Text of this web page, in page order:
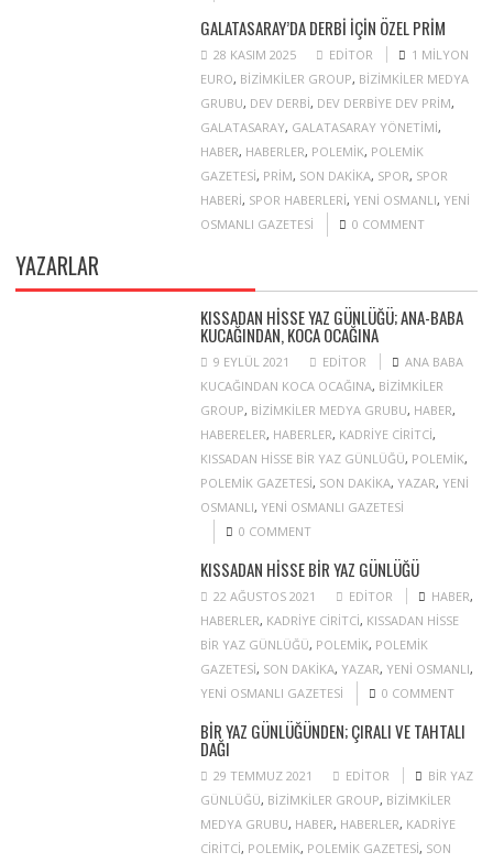
GALATASARAY’DA DERBI IÇIN ÖZEL PRIM
28 KASIM 2025 EDITOR
1 MILYON
EURO, BIZIMKILER GROUP, BIZIMKILER MEDYA
GRUBU, DEV DERBI, DEV DERBIYE DEV PRIM,
GALATASARAY, GALATASARAY YÖNETIMI,
HABER, HABERLER, POLEMIK, POLEMIK
GAZETESI, PRIM, SON DAKIKA, SPOR, SPOR
HABERI, SPOR HABERLERI, YENI OSMANLI, YENI
OSMANLI GAZETESI
0 COMMENT
YAZARLAR
KISSADAN HISSE YAZ GÜNLÜĞÜ; ANA-BABA
KUCAĞINDAN, KOCA OCAĞINA
9 EYLÜL 2021 EDITOR
ANA BABA
KUCAĞINDAN KOCA OCAĞINA, BIZIMKILER
GROUP, BIZIMKILER MEDYA GRUBU, HABER,
HABERELER, HABERLER, KADRIYE CIRITCI,
KISSADAN HISSE BIR YAZ GÜNLÜĞÜ, POLEMIK,
POLEMIK GAZETESI, SON DAKIKA, YAZAR, YENI
OSMANLI, YENI OSMANLI GAZETESI
0 COMMENT
KISSADAN HISSE BIR YAZ GÜNLÜĞÜ
22 AĞUSTOS 2021 EDITOR HABER,
HABERLER, KADRIYE CIRITCI, KISSADAN HISSE
BIR YAZ GÜNLÜĞÜ, POLEMIK, POLEMIK
GAZETESI, SON DAKIKA, YAZAR, YENI OSMANLI,
YENI OSMANLI GAZETESI
0 COMMENT
BIR YAZ GÜNLÜĞÜNDEN; ÇIRALI VE TAHTALI
DAĞI
29 TEMMUZ 2021 EDITOR
BIR YAZ
GÜNLÜĞÜ, BIZIMKILER GROUP, BIZIMKILER
MEDYA GRUBU, HABER, HABERLER, KADRIYE
CIRITCI, POLEMIK, POLEMIK GAZETESI, SON